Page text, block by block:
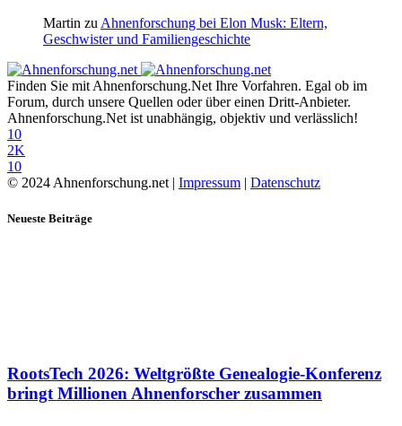
Martin zu Ahnenforschung bei Elon Musk: Eltern,
Geschwister und Familiengeschichte
Finden Sie mit Ahnenforschung.Net Ihre Vorfahren. Egal ob im
Forum, durch unsere Quellen oder über einen Dritt-Anbieter.
Ahnenforschung.Net ist unabhängig, objektiv und verlässlich!
10
2K
10
© 2024 Ahnenforschung.net | Impressum | Datenschutz
Neueste Beiträge
RootsTech 2026: Weltgrößte Genealogie-Konferenz
bringt Millionen Ahnenforscher zusammen